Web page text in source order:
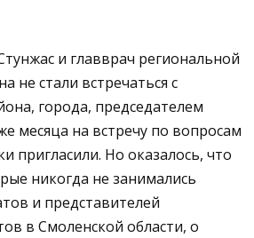
и главврач региональной
стали встречаться с
города, председателем
месяца на встречу по вопросам
пригласили. Но оказалось, что
никогда не занимались
и представителей
в Смоленской области, о